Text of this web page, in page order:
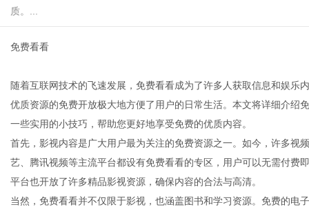
质。...
免费看看
随着互联网技术的飞速发展，免费看看成为了许多人获取信息和娱乐
优质资源的免费开放极大地方便了用户的日常生活。本文将详细介绍
一些实用的小技巧，帮助您更好地享受免费的优质内容。
首先，影视内容是广大用户最为关注的免费资源之一。如今，许多视
艺、腾讯视频等主流平台都设有免费看看的专区，用户可以无需付费
平台也开放了许多精品影视资源，确保内容的合法与高清。
当然，免费看看并不仅限于影视，也涵盖图书和学习资源。免费的电